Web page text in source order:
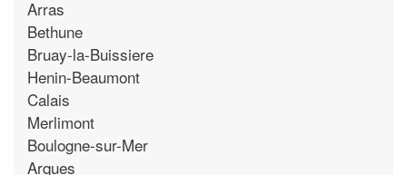
Arras
Bethune
Bruay-la-Buissiere
Henin-Beaumont
Calais
Merlimont
Boulogne-sur-Mer
Arques